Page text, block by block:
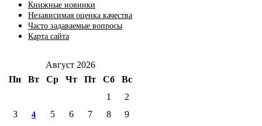
Книжные новинки
Независимая оценка качества
Часто задаваемые вопросы
Карта сайта
Август 2026
Пн
Вт Ср Чт Пт Сб
Вс
1
2
3
4 5 6 7 8
9